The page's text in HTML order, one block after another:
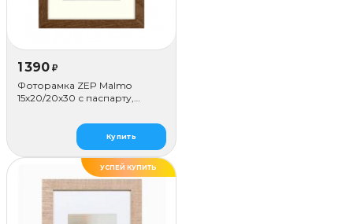
1 390 ₽
Фоторамка ZEP Malmo
15х20/20х30 с паспарту,
Купить
УСПЕЙ КУПИТЬ